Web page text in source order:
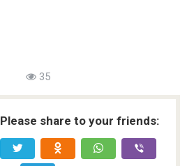
35
share to your friends: